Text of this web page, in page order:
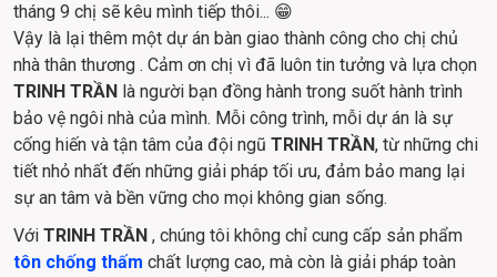
tháng 9 chị sẽ kêu mình tiếp thôi... 😁
Vậy là lại thêm một dự án bàn giao thành công cho chị chủ
nhà thân thương . Cảm ơn chị vì đã luôn tin tưởng và lựa chọn
TRINH TRẦN là người bạn đồng hành trong suốt hành trình
bảo vệ ngôi nhà của mình. Mỗi công trình, mỗi dự án là sự
cống hiến và tận tâm của đội ngũ TRINH TRẦN, từ những chi
tiết nhỏ nhất đến những giải pháp tối ưu, đảm bảo mang lại
sự an tâm và bền vững cho mọi không gian sống.
Với TRINH TRẦN , chúng tôi không chỉ cung cấp sản phẩm
tôn chống thấm chất lượng cao, mà còn là giải pháp toàn